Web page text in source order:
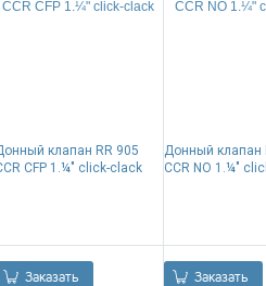
клапан RR 905
CFP 1.¼" click-clack
Заказать
Донный клапан
CCR NO 1.¼"
Заказать